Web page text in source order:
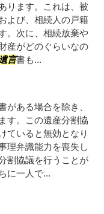
ります。これは、被
よび、相続人の戸籍
。次に、相続放棄や
産がどのぐらいなの
遺言書も...
がある場合を除き、
す。この遺産分割協
ていると無効となり
理弁識能力を喪失し
割協議を行うことが
に一人で...